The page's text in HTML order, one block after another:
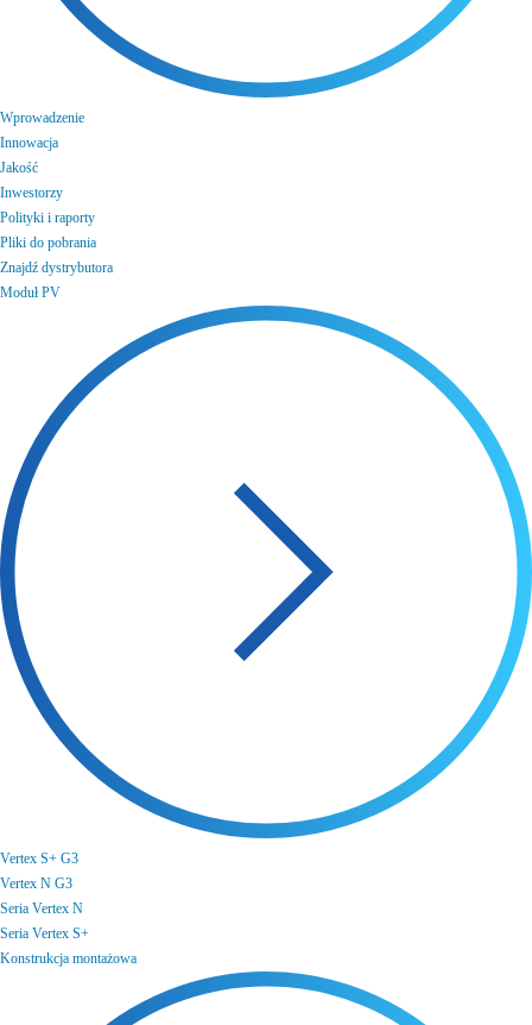
Wprowadzenie
Innowacja
Jakość
Inwestorzy
Polityki i raporty
Pliki do pobrania
Znajdź dystrybutora
Moduł PV
Vertex S+ G3
Vertex N G3
Seria Vertex N
Seria Vertex S+
Konstrukcja montażowa